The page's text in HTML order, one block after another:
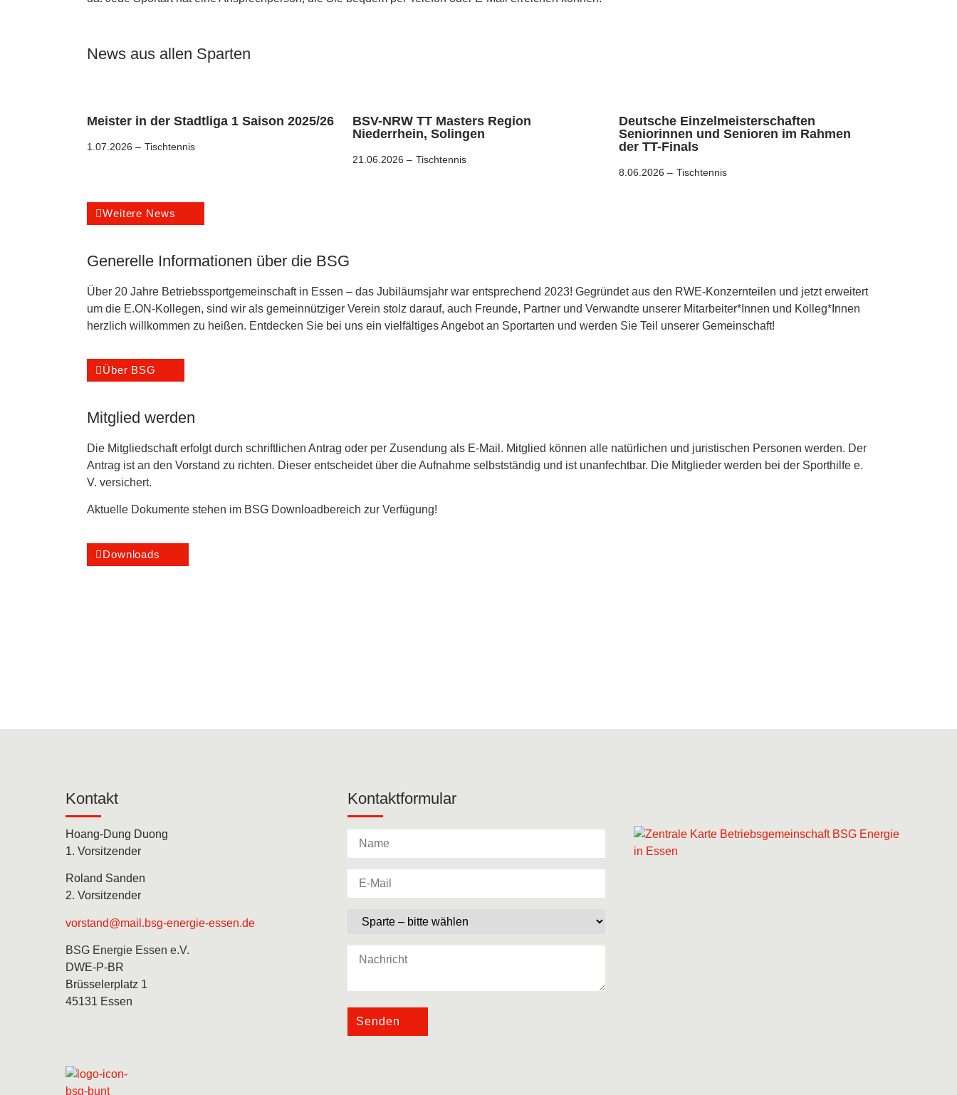
News aus allen Sparten
Meister in der Stadtliga 1 Saison 2025/26
1.07.2026 – Tischtennis
BSV-NRW TT Masters Region
Niederrhein, Solingen
21.06.2026 – Tischtennis
Deutsche Einzelmeisterschaften
Seniorinnen und Senioren im Rahmen
der TT-Finals
8.06.2026 – Tischtennis
Weitere News
Generelle Informationen über die BSG
Über 20 Jahre Betriebssportgemeinschaft in Essen – das Jubiläumsjahr war entsprechend 2023! Gegründet aus den RWE-Konzernteilen und jetzt erweitert
um die E.ON-Kollegen, sind wir als gemeinnütziger Verein stolz darauf, auch Freunde, Partner und Verwandte unserer Mitarbeiter*Innen und Kolleg*Innen
herzlich willkommen zu heißen. Entdecken Sie bei uns ein vielfältiges Angebot an Sportarten und werden Sie Teil unserer Gemeinschaft!
Über BSG
Mitglied werden
Die Mitgliedschaft erfolgt durch schriftlichen Antrag oder per Zusendung als E-Mail. Mitglied können alle natürlichen und juristischen Personen werden. Der
Antrag ist an den Vorstand zu richten. Dieser entscheidet über die Aufnahme selbstständig und ist unanfechtbar. Die Mitglieder werden bei der Sporthilfe e.
V. versichert.
Aktuelle Dokumente stehen im BSG Downloadbereich zur Verfügung!
Downloads
Kontakt
Hoang-Dung Duong
1. Vorsitzender
Roland Sanden
2. Vorsitzender
vorstand@mail.bsg-energie-essen.de
BSG Energie Essen e.V.
DWE-P-BR
Brüsselerplatz 1
45131 Essen
Kontaktformular
Senden